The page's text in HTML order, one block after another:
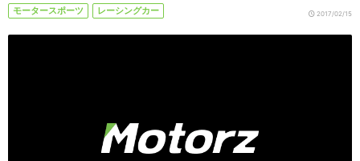
モータースポーツ レーシングカー 2017/02/15